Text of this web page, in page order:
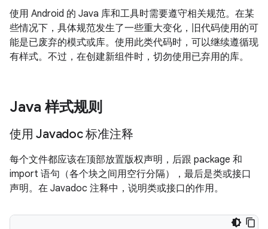
使用 Android 的 Java 库和工具时需要遵守相关规范。在某
些情况下，具体规范发生了一些重大变化，旧代码使用的可
能是已废弃的模式或库。使用此类代码时，可以继续遵循现
有样式。不过，在创建新组件时，切勿使用已弃用的库。
Java 样式规则
使用 Javadoc 标准注释
每个文件都应该在顶部放置版权声明，后跟 package 和
import 语句（各个块之间用空行分隔），最后是类或接口
声明。在 Javadoc 注释中，说明类或接口的作用。